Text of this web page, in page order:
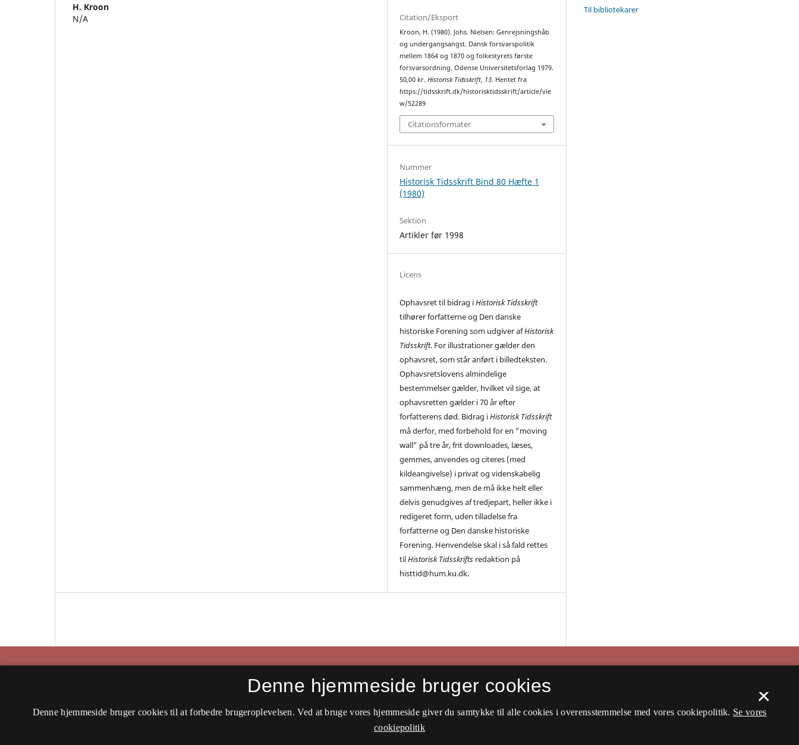
H. Kroon
N/A
Citation/Eksport
Kroon, H. (1980). Johs. Nielsen: Genrejsningshåb
og undergangsangst. Dansk forsvarspolitik
mellem 1864 og 1870 og folkestyrets første
forsvarsordning. Odense Universitetsforlag 1979.
50,00 kr.Historisk Tidsskrift, 13. Hentet fra
https://tidsskrift.dk/historisktidsskrift/article/vie
w/52289
Citationsformater
Nummer
Historisk Tidsskrift Bind 80 Hæfte 1
(1980)
Sektion
Artikler før 1998
Licens
Ophavsret til bidrag iHistorisk Tidsskrift
tilhører forfatterne og Den danske
historiske Forening som udgiver afHistorisk
Tidsskrift. For illustrationer gælder den
ophavsret, som står anført i billedteksten.
Ophavsretslovens almindelige
bestemmelser gælder, hvilket vil sige, at
ophavsretten gælder i 70 år efter
forfatterens død. Bidrag iHistorisk Tidsskrift
må derfor, med forbehold for en ”moving
wall” på tre år, frit downloades, læses,
gemmes, anvendes og citeres (med
kildeangivelse) i privat og videnskabelig
sammenhæng, men de må ikke helt eller
delvis genudgives af tredjepart, heller ikke i
redigeret form, uden tilladelse fra
forfatterne og Den danske historiske
Forening. Henvendelse skal i så fald rettes
tilHistorisk Tidsskrifts redaktion på
histtid@hum.ku.dk.
Til bibliotekarer
ISSN 2597-0666 (Online)
×
Denne hjemmeside bruger cookies
Denne hjemmeside bruger cookies til at forbedre brugeroplevelsen. Ved at bruge vores hjemmeside giver du samtykke til alle cookies i overensstemmelse med vores cookiepolitik. Se vores
cookiepolitik